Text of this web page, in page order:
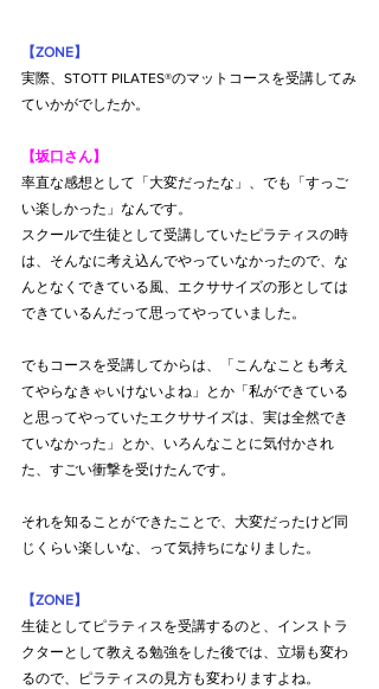
【ZONE】
実際、STOTT PILATES®のマットコースを受講してみ
ていかがでしたか。
【坂口さん】
率直な感想として「大変だったな」、でも「すっご
い楽しかった」なんです。
スクールで生徒として受講していたピラティスの時
は、そんなに考え込んでやっていなかったので、な
んとなくできている風、エクササイズの形としては
できているんだって思ってやっていました。
でもコースを受講してからは、「こんなことも考え
てやらなきゃいけないよね」とか「私ができている
と思ってやっていたエクササイズは、実は全然でき
ていなかった」とか、いろんなことに気付かされ
た、すごい衝撃を受けたんです。
それを知ることができたことで、大変だったけど同
じくらい楽しいな、って気持ちになりました。
【ZONE】
生徒としてピラティスを受講するのと、インストラ
クターとして教える勉強をした後では、立場も変わ
るので、ピラティスの見方も変わりますよね。